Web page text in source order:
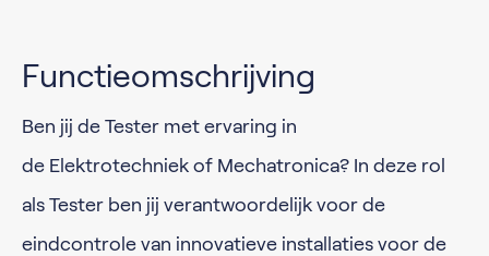
Functieomschrijving
Ben jij de Tester met ervaring in
de Elektrotechniek of Mechatronica? In deze rol
als Tester ben jij verantwoordelijk voor de
eindcontrole van innovatieve installaties voor de